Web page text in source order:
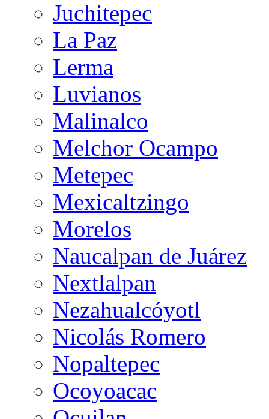
Juchitepec
La Paz
Lerma
Luvianos
Malinalco
Melchor Ocampo
Metepec
Mexicaltzingo
Morelos
Naucalpan de Juárez
Nextlalpan
Nezahualcóyotl
Nicolás Romero
Nopaltepec
Ocoyoacac